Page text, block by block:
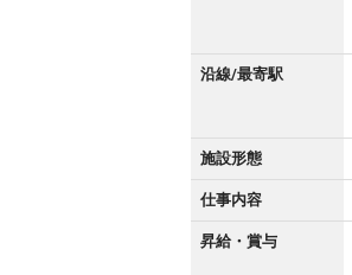
沿線/最寄駅
施設形態
仕事内容
昇給・賞与